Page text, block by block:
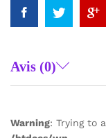
Avis (0)
Warning: Trying to